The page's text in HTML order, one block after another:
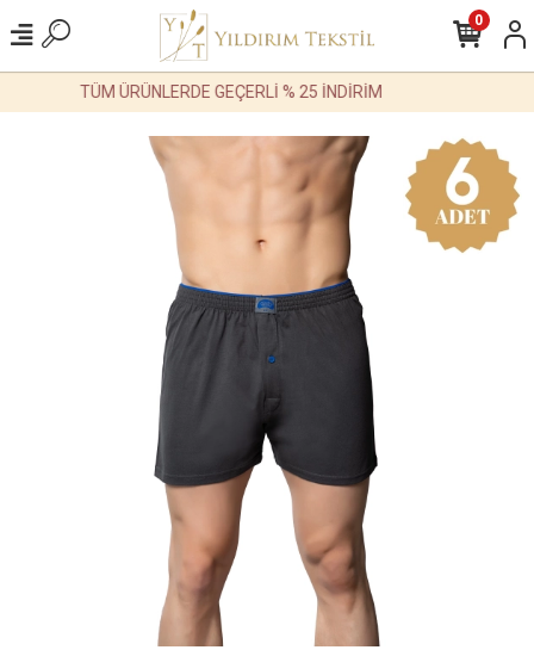
TÜM ÜRÜNLERDE GEÇERLİ % 25 İNDİRİM
0